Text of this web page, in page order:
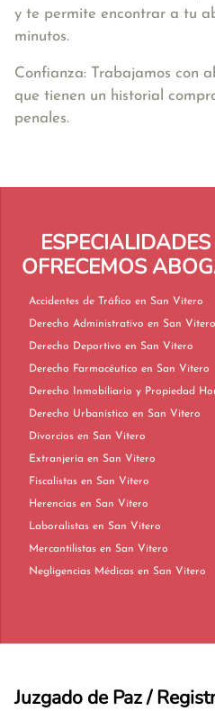
y te permite encontrar a tu
minutos.
Confianza: Trabajamos con
que tienen un historial
penales.
OFRECEMOS
Accidentes de Tráfico en San Vitero
Derecho Administrativo en San Vitero
Derecho Deportivo en San Vitero
Derecho Farmacéutico en San Vitero
Derecho Urbanístico en San Vitero
Divorcios en San Vitero
Extranjería en San Vitero
Fiscalistas en San Vitero
Herencias en San Vitero
Laboralistas en San Vitero
Mercantilistas en San Vitero
Negligencias Médicas en San Vitero
Juzgado de Paz /